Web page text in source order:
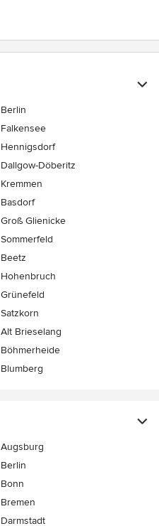
Berlin
Falkensee
Hennigsdorf
Dallgow-Döberitz
Kremmen
Basdorf
Groß Glienicke
Sommerfeld
Beetz
Hohenbruch
Grünefeld
Satzkorn
Alt Brieselang
Böhmerheide
Blumberg
Augsburg
Berlin
Bonn
Bremen
Darmstadt